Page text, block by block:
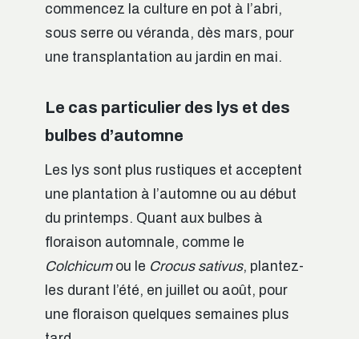
commencez la culture en pot à l’abri,
sous serre ou véranda, dès mars, pour
une transplantation au jardin en mai.
Le cas particulier des lys et des
bulbes d’automne
Les lys sont plus rustiques et acceptent
une plantation à l’automne ou au début
du printemps. Quant aux bulbes à
floraison automnale, comme le
Colchicumou le Crocus sativus, plantez-
les durant l’été, en juillet ou août, pour
une floraison quelques semaines plus